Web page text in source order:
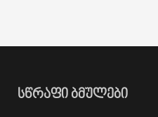
ᲡᲬᲠᲐᲤᲘ ᲑᲛᲣᲚᲔᲑᲘ